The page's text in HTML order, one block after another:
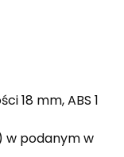
18 mm, ABS 1
w podanym w